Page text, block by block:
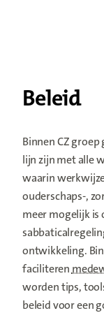
Beleid
Binnen CZ
lijn zijn met alle
waarin
ouderschaps-,
meer mogelijk
ontwikkeling.
faciliteren
worden tips,
beleid voor een